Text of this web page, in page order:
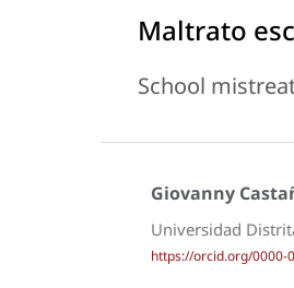
Maltrato
School
Giovanny
Universidad
https://orcid.org/0000-